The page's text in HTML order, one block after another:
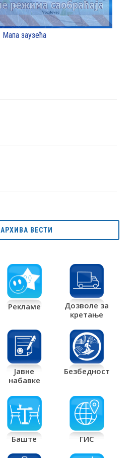
Мапа заузећа
АРХИВА ВЕСТИ
Рекламе
Дозволе за
кретање
Јавне
набавке
Безбедност
Баште ГИС